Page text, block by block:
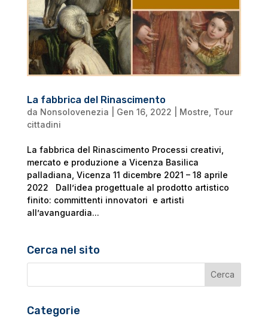
La fabbrica del Rinascimento
da Nonsolovenezia Gen 16, 2022 Mostre Tour
cittadini
La fabbrica del Rinascimento Processi creativi,
mercato e produzione a Vicenza Basilica
palladiana, Vicenza 11 dicembre 2021 – 18 aprile
2022 Dall’idea progettuale al prodotto artistico
finito: committenti innovatori e artisti
all’avanguardia...
Cerca nel sito
Categorie